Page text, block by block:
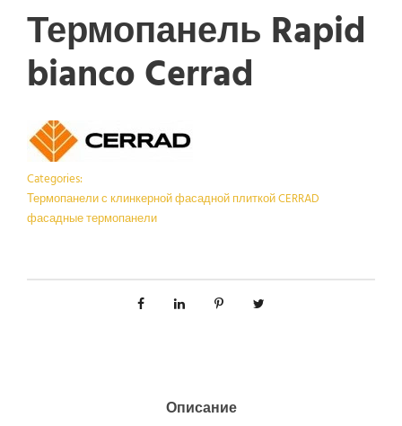
Термопанель Rapid
bianco Cerrad
Categories:
Термопанели с клинкерной фасадной плиткой CERRAD
фасадные термопанели
Описание